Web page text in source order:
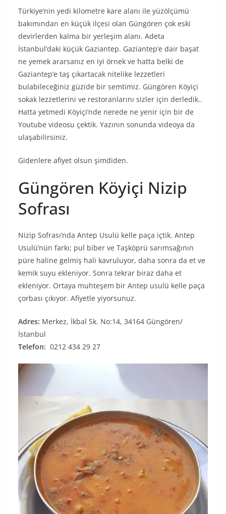
Türkiye‘nin yedi kilometre kare alanı ile yüzölçümü
bakımından en küçük ilçesi olan Güngören çok eski
devirlerden kalma bir yerleşim alanı. Adeta
İstanbul’daki küçük Gaziantep. Gaziantep’e dair başat
ne yemek ararsanız en iyi örnek ve hatta belki de
Gaziantep’e taş çıkartacak nitelike lezzetleri
bulabileceğiniz güzide bir semtimiz. Güngören Köyiçi
sokak lezzetlerini ve restoranlarını sizler için derledik..
Hatta yetmedi Köyiçi’nde nerede ne yenir için bir de
Youtube videosu çektik. Yazının sonunda videoya da
ulaşabilirsiniz.
Gidenlere afiyet olsun şimdiden.
Güngören Köyiçi Nizip
Sofrası
Nizip Sofrası’nda Antep Usulü kelle paça içtik. Antep
Usulü’nün farkı; pul biber ve Taşköprü sarımsağının
püre haline gelmiş hali kavruluyor, daha sonra da et ve
kemik suyu ekleniyor. Sonra tekrar biraz daha et
ekleniyor. Ortaya muhteşem bir Antep usulü kelle paça
çorbası çıkıyor. Afiyetle yiyorsunuz.
Adres: Merkez, İkbal Sk. No:14, 34164 Güngören/
İstanbul
Telefon: 0212 434 29 27